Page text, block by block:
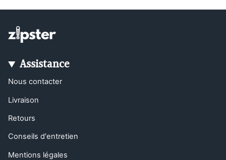
Assistance
Nous contacter
Livraison
Retours
Conseils d'entretien
Mentions légales